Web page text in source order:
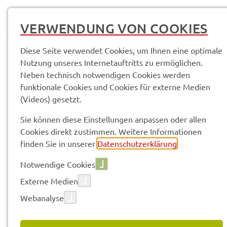
Service­leis­tun­gen & Infor­ma­tio­nen
Einbür­ge­rung; Bean­tra­gung der Verlei­hung der deut­schen Staats­
an­ge­hö­rig­keit an Auslän­der mit Einbür­ge­rungs­an­spruch (Anspruchs­ein­
Vorle­sen
EINBÜR­GE­RUNG; BEAN­TRA­
GUNG DER VERLEI­HUNG DER
DEUT­SCHEN STAATS­AN­GE­HÖ­
VERWENDUNG VON COOKIES
Diese Seite verwendet Cookies, um Ihnen eine optimale
Nutzung unseres Internetauftritts zu ermöglichen.
Neben technisch notwendigen Cookies werden
funktionale Cookies und Cookies für externe Medien
(Videos) gesetzt.
Sie können diese Einstellungen anpassen oder allen
Cookies direkt zustimmen. Weitere Informationen
finden Sie in unserer Datenschutzerklärung
Notwendige Cookies
Externe Medien
Webanalyse